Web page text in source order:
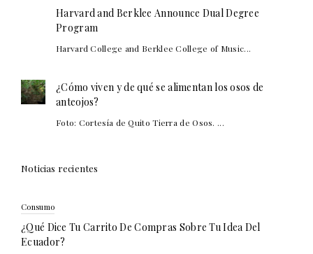
Harvard and Berklee Announce Dual Degree
Program
Harvard College and Berklee College of Music...
¿Cómo viven y de qué se alimentan los osos de
anteojos?
Foto: Cortesía de Quito Tierra de Osos. ...
Noticias recientes
Consumo
¿Qué Dice Tu Carrito De Compras Sobre Tu Idea Del
Ecuador?